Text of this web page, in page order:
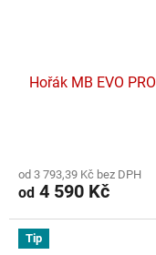
Hořák MB EVO
produktu
je
z
5
od 3 793,39 Kč bez DPH
od 4 590 Kč
Tip